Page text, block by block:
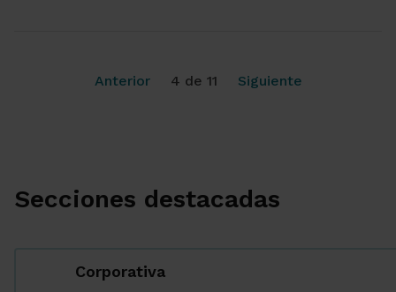
Anterior 4 de 11 Siguiente
Secciones destacadas
Corporativa